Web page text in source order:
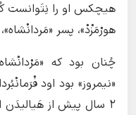
ھیچکس او را نِتَوانست
هورْمَزْدْ»، پسر
چُنان بود که
«نیمروز» بود اود
۲ سال پیش از